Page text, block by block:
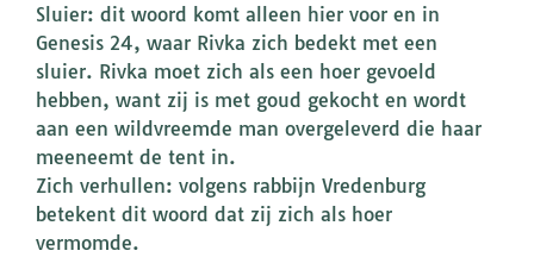
Sluier: dit woord komt alleen hier voor en in
Genesis 24, waar Rivka zich bedekt met een
sluier. Rivka moet zich als een hoer gevoeld
hebben, want zij is met goud gekocht en wordt
aan een wildvreemde man overgeleverd die haar
meeneemt de tent in.
Zich verhullen: volgens rabbijn Vredenburg
betekent dit woord dat zij zich als hoer
vermomde.